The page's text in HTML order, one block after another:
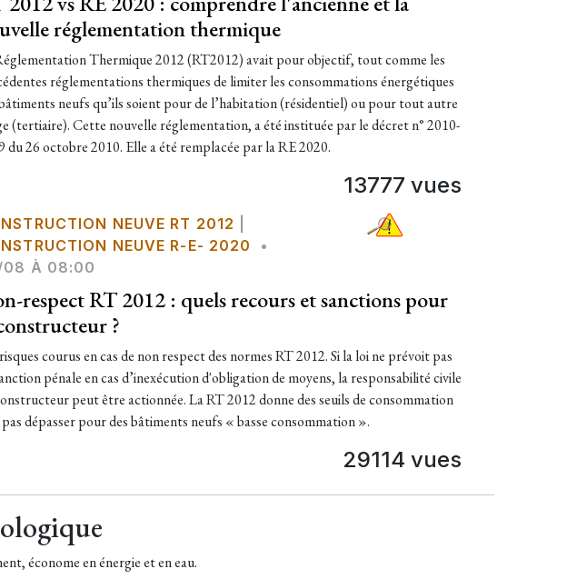
réglementation thermique
Thermique 2012 (RT2012) avait pour objectif, tout comme les
réglementations thermiques de limiter les consommations énergétiques
neufs qu’ils soient pour de l’habitation (résidentiel) ou pour tout autre
(tertiaire). Cette nouvelle réglementation, a été instituée par le décret n° 2010-
du 26 octobre 2010. Elle a été remplacée par la RE 2020.
13777 vues
NEUVE RT 2012
NEUVE R-E- 2020
•
À 08:00
respect RT 2012 : quels recours et sanctions pour
?
courus en cas de non respect des normes RT 2012. Si la loi ne prévoit pas
pénale en cas d’inexécution d'obligation de moyens, la responsabilité civile
peut être actionnée. La RT 2012 donne des seuils de consommation
pas dépasser pour des bâtiments neufs « basse consommation ».
29114 vues
économe en énergie et en eau.